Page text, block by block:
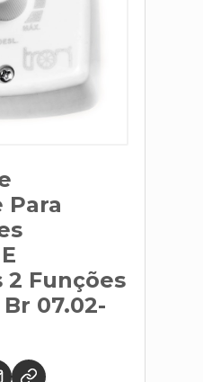
Para
2 Funções
07.02-